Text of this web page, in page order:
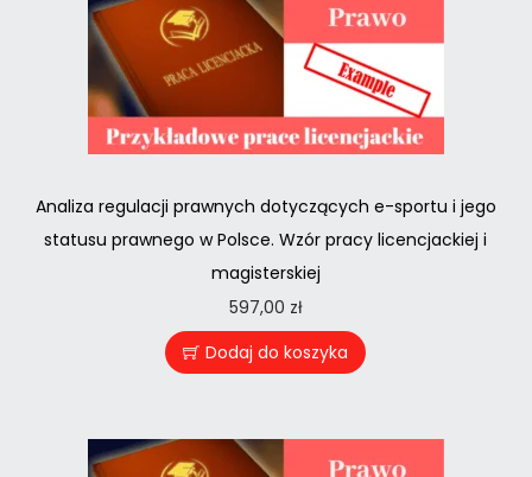
Analiza regulacji prawnych dotyczących e-sportu i jego
statusu prawnego w Polsce. Wzór pracy licencjackiej i
magisterskiej
597,00 zł
Dodaj do koszyka